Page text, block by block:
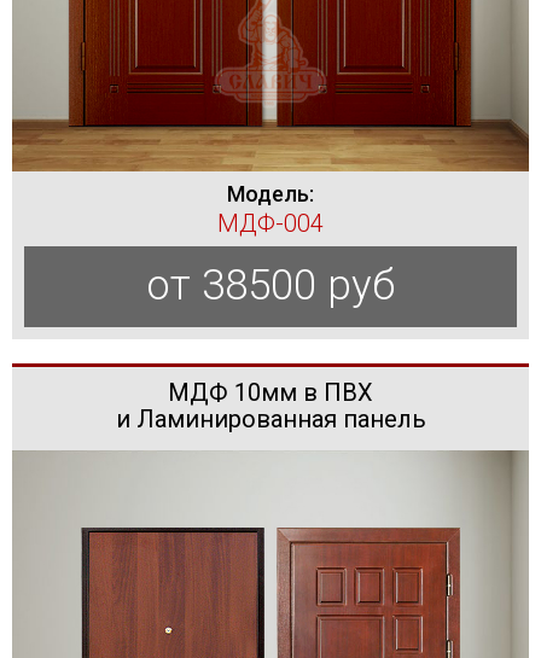
Модель:
МДФ-004
от 38500 руб
МДФ 10мм в ПВХ
и Ламинированная панель